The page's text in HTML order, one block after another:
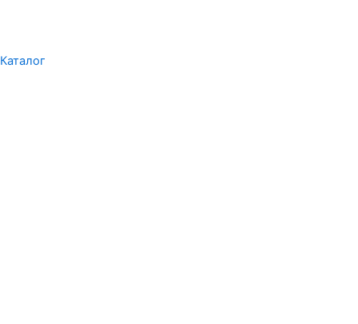
Каталог